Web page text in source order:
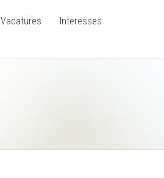
Vacatures Interesses